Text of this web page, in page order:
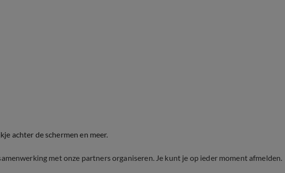
achter de schermen en meer.
met onze partners organiseren. Je kunt je op ieder moment afmelden.